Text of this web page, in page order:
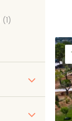
(1)